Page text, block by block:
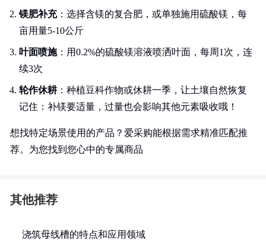
镁肥补充：选择含镁的复合肥，或单独施用硫酸镁，每
亩用量5-10公斤
叶面喷施：用0.2%的硫酸镁溶液喷洒叶面，每周1次，连
续3次
轮作休耕：种植豆科作物或休耕一季，让土壤自然恢复
记住：补镁要适量，过量也会影响其他元素吸收哦！
想找特定场景使用的产品？爱采购能根据需求精准匹配推
荐。为您找到您心中的专属商品
其他推荐
浇筑母线槽的特点和应用领域